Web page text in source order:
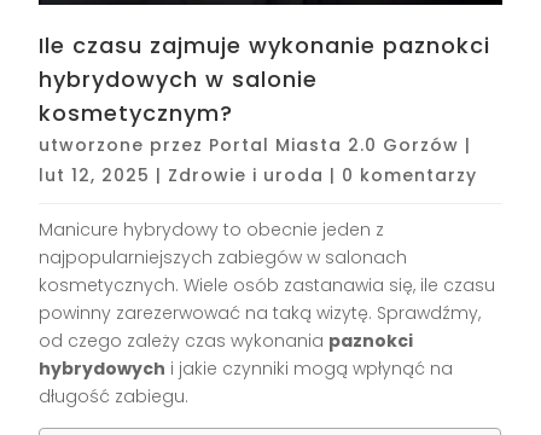
Ile czasu zajmuje wykonanie paznokci
hybrydowych w salonie
kosmetycznym?
utworzone przez Portal Miasta 2.0 Gorzów |
lut 12, 2025 | Zdrowie i uroda | 0 komentarzy
Manicure hybrydowy to obecnie jeden z
najpopularniejszych zabiegów w salonach
kosmetycznych. Wiele osób zastanawia się, ile czasu
powinny zarezerwować na taką wizytę. Sprawdźmy,
od czego zależy czas wykonania paznokci
hybrydowych i jakie czynniki mogą wpłynąć na
długość zabiegu.